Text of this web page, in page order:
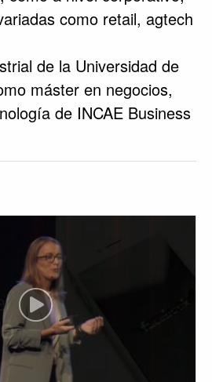
como retail, agtech
de la Universidad de
máster en negocios,
de INCAE Business